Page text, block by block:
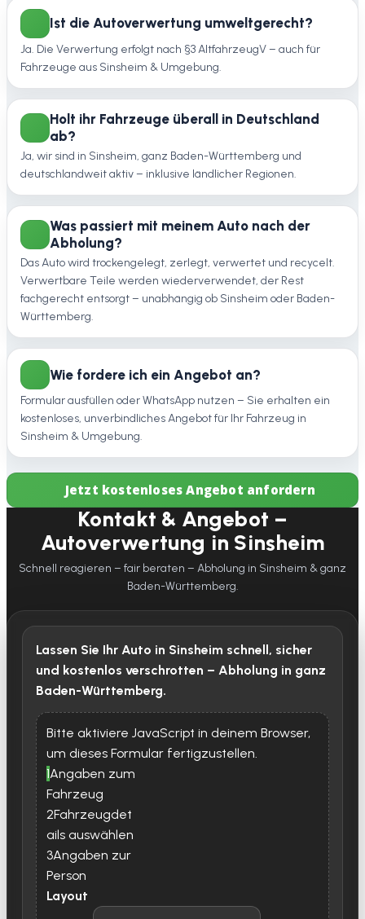
Ist die Autoverwertung umweltgerecht?
Ja. Die Verwertung erfolgt nach §3 AltfahrzeugV – auch für
Fahrzeuge aus Sinsheim & Umgebung.
Holt ihr Fahrzeuge überall in Deutschland
ab?
Ja, wir sind in Sinsheim, ganz Baden-Württemberg und
deutschlandweit aktiv – inklusive ländlicher Regionen.
Was passiert mit meinem Auto nach der
Abholung?
Das Auto wird trockengelegt, zerlegt, verwertet und recycelt.
Verwertbare Teile werden wiederverwendet, der Rest
fachgerecht entsorgt – unabhängig ob Sinsheim oder Baden-
Württemberg.
Wie fordere ich ein Angebot an?
Formular ausfüllen oder WhatsApp nutzen – Sie erhalten ein
kostenloses, unverbindliches Angebot für Ihr Fahrzeug in
Sinsheim & Umgebung.
Jetzt kostenloses Angebot anfordern
Kontakt & Angebot –
Autoverwertung in Sinsheim
Schnell reagieren – fair beraten – Abholung in Sinsheim & ganz
Baden-Württemberg.
Lassen Sie Ihr Auto in Sinsheim schnell, sicher
und kostenlos verschrotten – Abholung in ganz
Baden-Württemberg.
Bitte aktiviere JavaScript in deinem Browser,
um dieses Formular fertigzustellen.
1Angaben zum
Fahrzeug
2Fahrzeugdet
ails auswählen
3Angaben zur
Person
Layout